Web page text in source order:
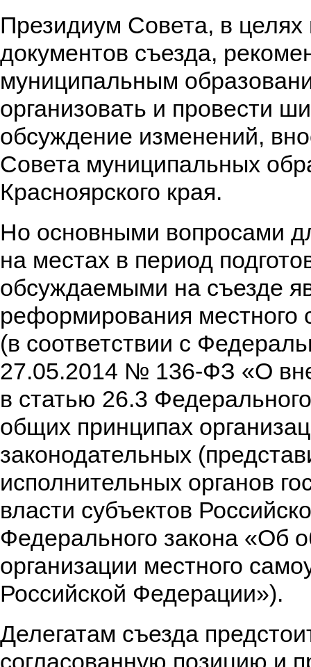
Президиум Совета, в целях
документов съезда,
муниципальным
организовать и провести
обсуждение изменений,
Совета муниципальных
Красноярского края.
Но основными вопросами
на местах в период
обсуждаемыми на съезде
реформирования местного
(в соответствии с
27.05.2014 № 136-ФЗ «О
в статью 26.3
общих принципах
законодательных
исполнительных органов
власти субъектов
Федерального закона «Об
организации местного
Российской Федерации»).
Делегатам съезда
согласованную позицию и